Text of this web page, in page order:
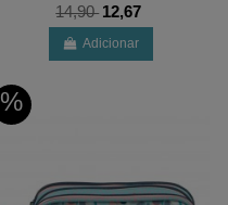
14,90 12,67
Adicionar
%